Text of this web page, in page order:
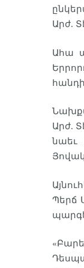
Արժ.
Ահա
Արժ.
նաեւ
Պերճ